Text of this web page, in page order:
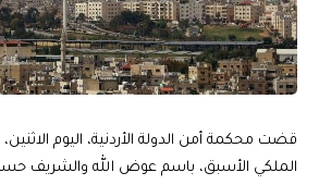
قضت محكمة أمن الدولة الأردنية، اليوم